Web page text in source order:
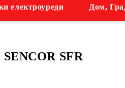
електроуреди Дом,
SFR